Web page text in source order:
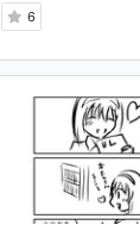
支援して
ましょう。
母に美味
6